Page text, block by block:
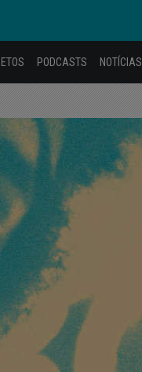
PODCASTS NOTÍCIAS